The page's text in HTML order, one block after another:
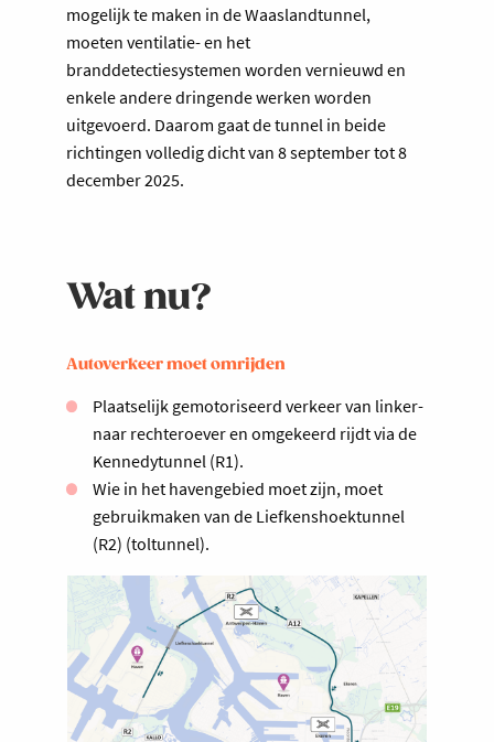
mogelijk te maken in de Waaslandtunnel,
moeten ventilatie- en het
branddetectiesystemen worden vernieuwd en
enkele andere dringende werken worden
uitgevoerd. Daarom gaat de tunnel in beide
richtingen volledig dicht van 8 september tot 8
december 2025.
Wat nu?
Autoverkeer moet omrijden
Plaatselijk gemotoriseerd verkeer van linker-
naar rechteroever en omgekeerd rijdt via de
Kennedytunnel (R1).
Wie in het havengebied moet zijn, moet
gebruikmaken van de Liefkenshoektunnel
(R2) (toltunnel).